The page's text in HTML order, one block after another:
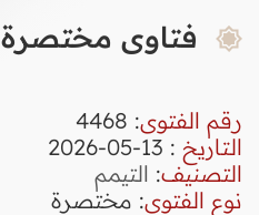
فتاوى مختصرة
رقم الفتوى:
4468
التاريخ : 13-05-2026
التصنيف: التيمم
نوع الفتوى: مختصرة